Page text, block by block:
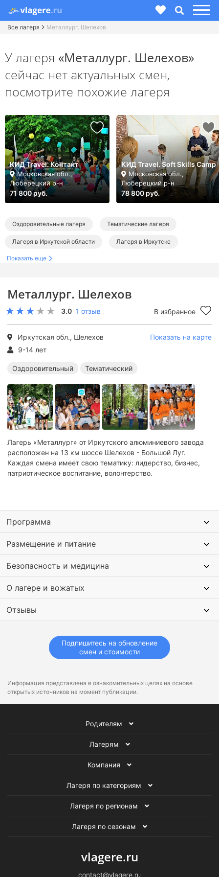
Все лагеря Металлург. Шелехов
Металлург. Шелехов
3.0 1 отзыв В избранное
Иркутская обл., Шелехов
Показать на карте
9-14 лет
Оздоровительный Тематический
Лагерь «Металлург» от Иркутского алюминиевого завода
расположен на 13 км шоссе Шелехов - Большой Луг.
Каждая смена имеет свою тематику: лидерство, бизнес,
патриотическое воспитание, волонтерство.
Программа
Размещение и питание
Безопасность и медицина
О лагере и вожатых
Отзывы
Подпишитесь на обновление
смен и стоимости
Информация представлена в ознакомительных целях на основе
открытых источников на момент публикации.
У лагеря «Металлург. Шелехов»
сейчас нет актуальных смен,
посмотрите похожие лагеря
КИД Travel. Контакт
Московская обл.,
Люберецкий р-н
71 800 руб.
КИД Travel. Soft Skills Camp
Московская обл.,
Люберецкий р-н
78 800 руб.
Оздоровительные лагеря Тематические лагеря
Лагеря в Иркутской области Лагеря в Иркутске
Показать еще
Родителям
Лагерям
Компания
Лагеря по категориям
Лагеря по регионам
Лагеря по сезонам
vlagere.ru
contact@vlagere.ru